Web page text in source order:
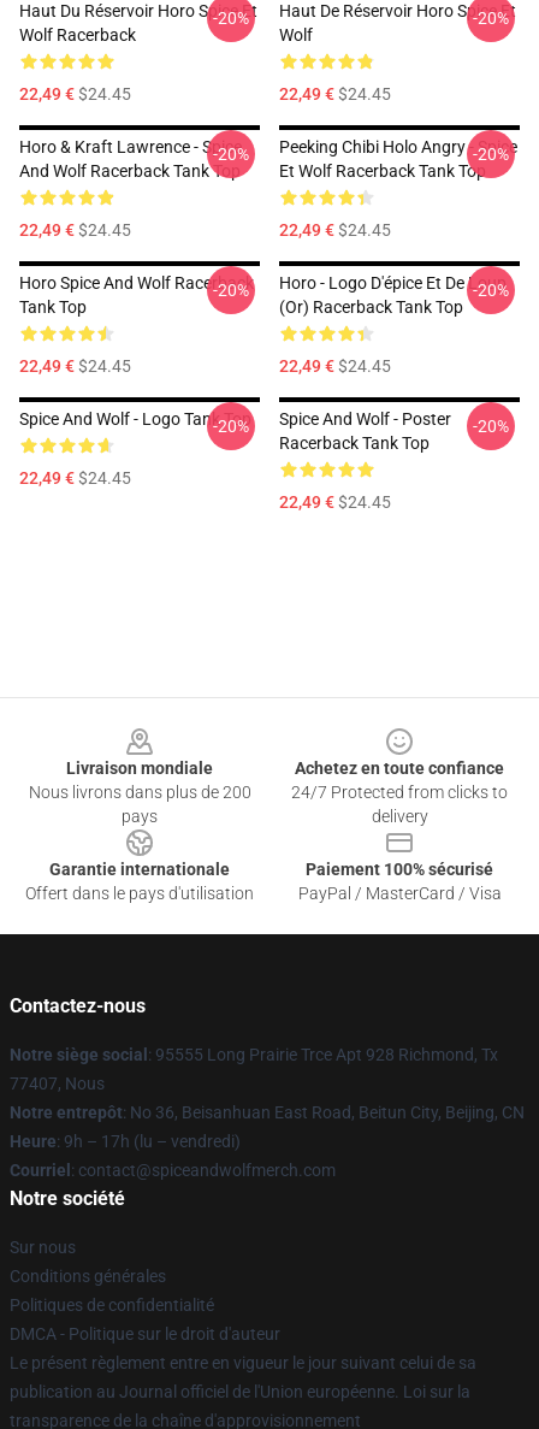
Haut Du Réservoir Horo Spice Et
Wolf Racerback
22,49 €$24.45
-20%
Haut De Réservoir Horo Spice Et
Wolf
22,49 €$24.45
-20%
Horo & Kraft Lawrence - Spice
And Wolf Racerback Tank Top
22,49 €$24.45
-20%
Peeking Chibi Holo Angry - Spice
Et Wolf Racerback Tank Top
22,49 €$24.45
-20%
Horo Spice And Wolf Racerback
Tank Top
22,49 €$24.45
-20%
Horo - Logo D'épice Et De Loup
(or) Racerback Tank Top
22,49 €$24.45
-20%
Spice And Wolf - Logo Tank Top
22,49 €$24.45
-20%
Spice And Wolf - Poster
Racerback Tank Top
22,49 €$24.45
-20%
Livraison mondiale
Nous livrons dans plus de 200
pays
Achetez en toute confiance
24/7 Protected from clicks to
delivery
Garantie internationale
Offert dans le pays d'utilisation
Paiement 100% sécurisé
PayPal / MasterCard / Visa
Contactez-nous
Notre siège social : 95555 Long Prairie Trce Apt 928 Richmond, Tx
77407, Nous
Notre entrepôt: No 36, Beisanhuan East Road, Beitun City, Beijing, CN
Heure: 9h – 17h (lu – vendredi)
Courriel : contact@spiceandwolfmerch.com
Notre société
Sur nous
Conditions générales
Politiques de confidentialité
DMCA - Politique sur le droit d'auteur
Le présent règlement entre en vigueur le jour suivant celui de sa
publication au Journal officiel de l'Union européenne. Loi sur la
transparence de la chaîne d'approvisionnement